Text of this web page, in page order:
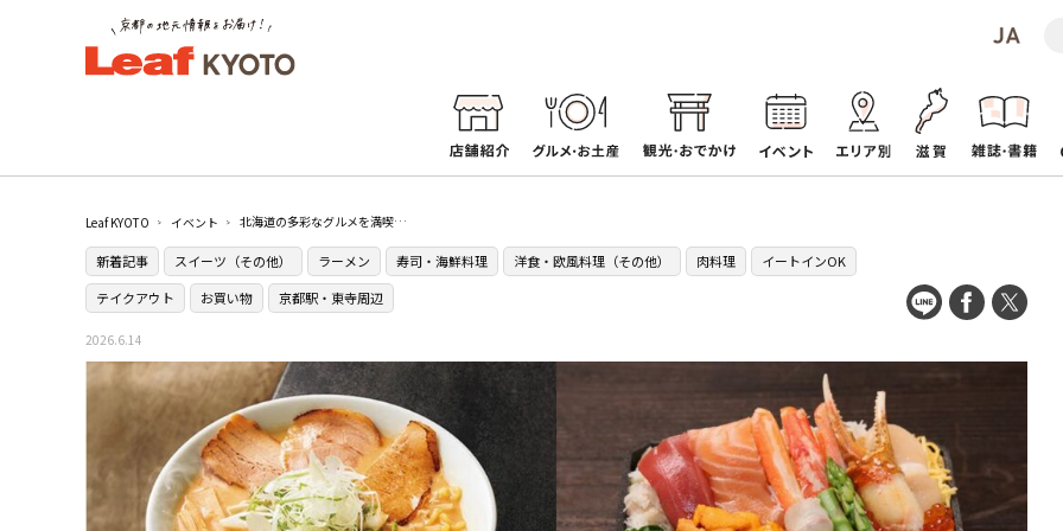
Leaf KYOTO イベント 北海道の多彩なグルメを満喫！『夏のおいしい北海道展』／ジェイアール京都伊勢丹
新着記事 スイーツ（その他） ラーメン 寿司・海鮮料理 洋食・欧風料理（その他） 肉料理
イートインOK
テイクアウト
お買い物 京都駅・東寺周辺
2026.6.14